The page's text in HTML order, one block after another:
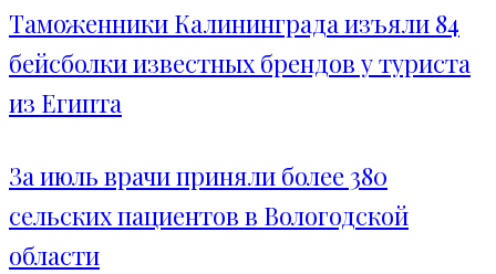
Таможенники Калининграда изъяли 84
бейсболки известных брендов у туриста
из Египта
За июль врачи приняли более 380
сельских пациентов в Вологодской
области